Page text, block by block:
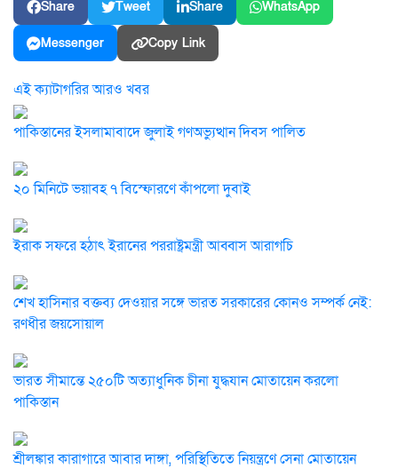
Share Tweet Share WhatsApp
Messenger Copy Link
এই ক্যাটাগরির আরও খবর
পাকিস্তানের ইসলামাবাদে জুলাই গণঅভ্যুত্থান দিবস পালিত
২০ মিনিটে ভয়াবহ ৭ বিস্ফোরণে কাঁপলো দুবাই
ইরাক সফরে হঠাৎ ইরানের পররাষ্ট্রমন্ত্রী আব্বাস আরাগচি
শেখ হাসিনার বক্তব্য দেওয়ার সঙ্গে ভারত সরকারের কোনও সম্পর্ক নেই:
রণধীর জয়সোয়াল
ভারত সীমান্তে ২৫০টি অত্যাধুনিক চীনা যুদ্ধযান মোতায়েন করলো
পাকিস্তান
শ্রীলঙ্কার কারাগারে আবার দাঙ্গা, পরিস্থিতিতে নিয়ন্ত্রণে সেনা মোতায়েন